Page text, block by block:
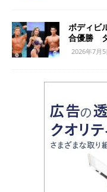
ボディビ
合優勝
2026年7月5